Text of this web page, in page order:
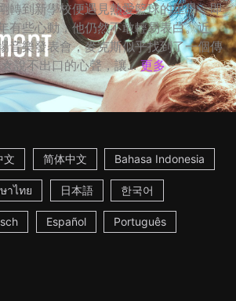
轉到新學校便遇見熱愛籃球的里昂，即
有些心動，他仍然不敢輕易表白。近
音樂發表會，麥克斯似乎找到了一個傳
說不出口的心聲，讓... 更多
文 简体中文 Bahasa Indonesia
าไทย 日本語 한국어
Español Português